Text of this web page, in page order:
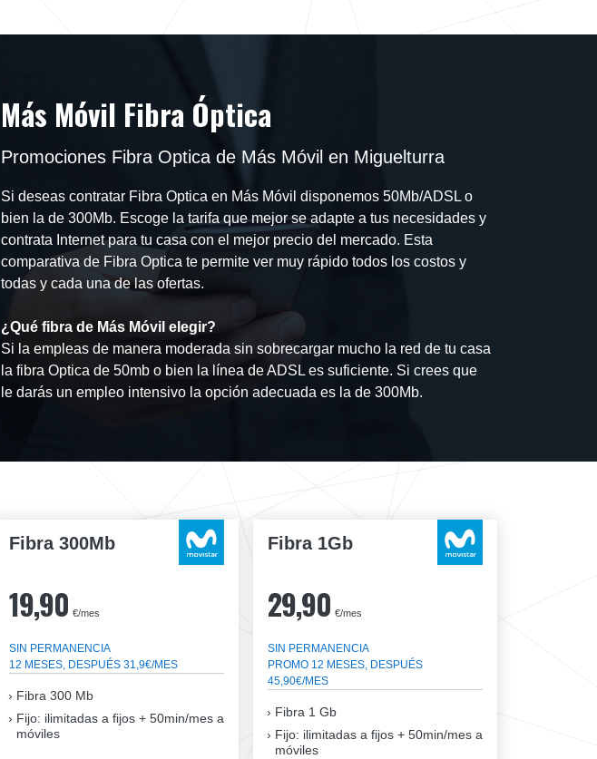
Más Móvil Fibra Óptica
Promociones Fibra Optica de Más Móvil en Miguelturra
Si deseas contratar Fibra Optica en Más Móvil disponemos 50Mb/ADSL o
bien la de 300Mb. Escoge la tarifa que mejor se adapte a tus necesidades y
contrata Internet para tu casa con el mejor precio del mercado. Esta
comparativa de Fibra Optica te permite ver muy rápido todos los costos y
todas y cada una de las ofertas.
¿Qué fibra de Más Móvil elegir?
Si la empleas de manera moderada sin sobrecargar mucho la red de tu casa
la fibra Optica de 50mb o bien la línea de ADSL es suficiente. Si crees que
le darás un empleo intensivo la opción adecuada es la de 300Mb.
Fibra 300Mb
19,90 €/mes
SIN PERMANENCIA
12 MESES, DESPUÉS 31,9€/MES
Fibra 300 Mb
Fijo: ilimitadas a fijos + 50min/mes a
móviles
Fibra 1Gb
29,90 €/mes
SIN PERMANENCIA
PROMO 12 MESES, DESPUÉS
45,90€/MES
Fibra 1 Gb
Fijo: ilimitadas a fijos + 50min/mes a
móviles